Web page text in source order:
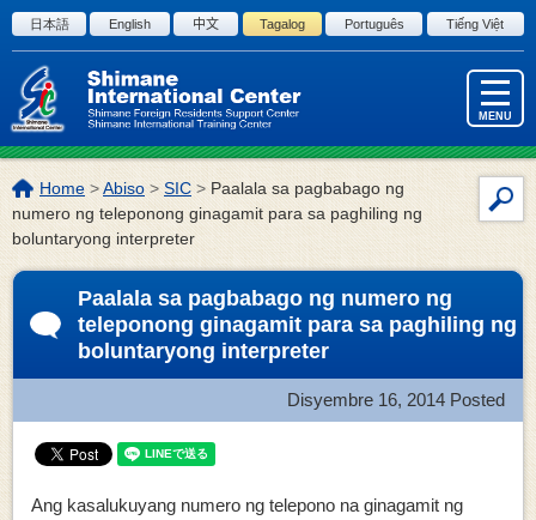
Skip to the body
日本語 English 中文 Tagalog Português Tiếng Việt
MENU
sa
site
Lokasyon
ng
page:
Home >Abiso>SIC >Paalala sa pagbabago ng
numero ng teleponong ginagamit para sa paghiling ng
boluntaryong interpreter
Paalala sa pagbabago ng numero ng
teleponong ginagamit para sa paghiling ng
boluntaryong interpreter
Disyembre 16, 2014 Posted
Ang kasalukuyang numero ng telepono na ginagamit ng